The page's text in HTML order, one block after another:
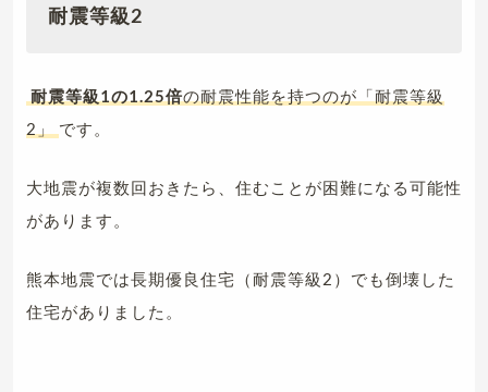
耐震等級2
耐震等級1の1.25倍の耐震性能を持つのが「耐震等級
2」
です。
大地震が複数回おきたら、住むことが困難になる可能性
があります。
熊本地震では長期優良住宅（耐震等級2）でも倒壊した
住宅がありました。